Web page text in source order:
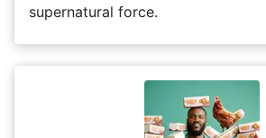
supernatural force.